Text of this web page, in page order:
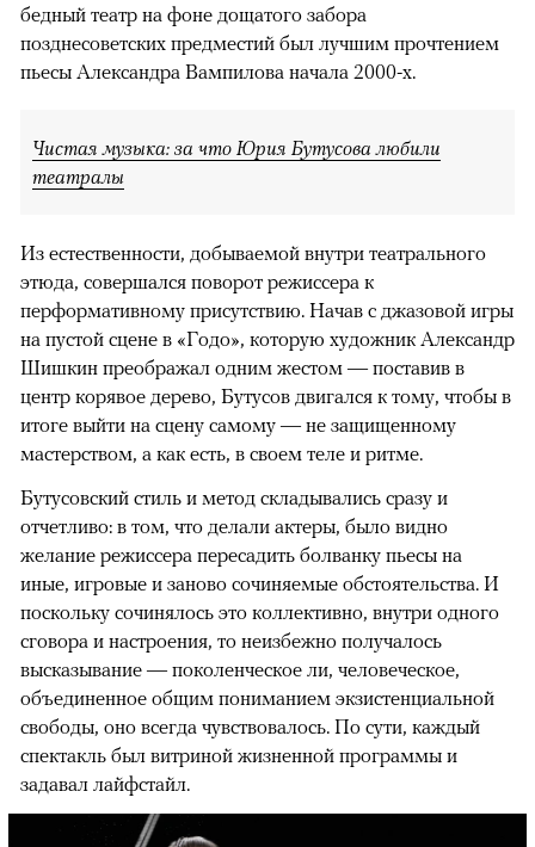
бедный театр на фоне дощатого забора
позднесоветских предместий был лучшим прочтением
пьесы Александра Вампилова начала 2000-х.
Чистая музыка: за что Юрия Бутусова любили
театралы
Из естественности, добываемой внутри театрального
этюда, совершался поворот режиссера к
перформативному присутствию. Начав с джазовой игры
на пустой сцене в «Годо», которую художник Александр
Шишкин преображал одним жестом — поставив в
центр корявое дерево, Бутусов двигался к тому, чтобы в
итоге выйти на сцену самому — не защищенному
мастерством, а как есть, в своем теле и ритме.
Бутусовский стиль и метод складывались сразу и
отчетливо: в том, что делали актеры, было видно
желание режиссера пересадить болванку пьесы на
иные, игровые и заново сочиняемые обстоятельства. И
поскольку сочинялось это коллективно, внутри одного
сговора и настроения, то неизбежно получалось
высказывание — поколенческое ли, человеческое,
объединенное общим пониманием экзистенциальной
свободы, оно всегда чувствовалось. По сути, каждый
спектакль был витриной жизненной программы и
задавал лайфстайл.